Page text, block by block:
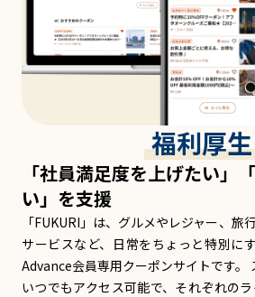
福利厚生
「社員満足度を上げたい」
い」を支援
「FUKURI」は、グルメやレジャー、旅
サービスなど、日常をちょっと特別に
Advance会員専用クーポンサイトです。
いつでもアクセス可能で、それぞれの